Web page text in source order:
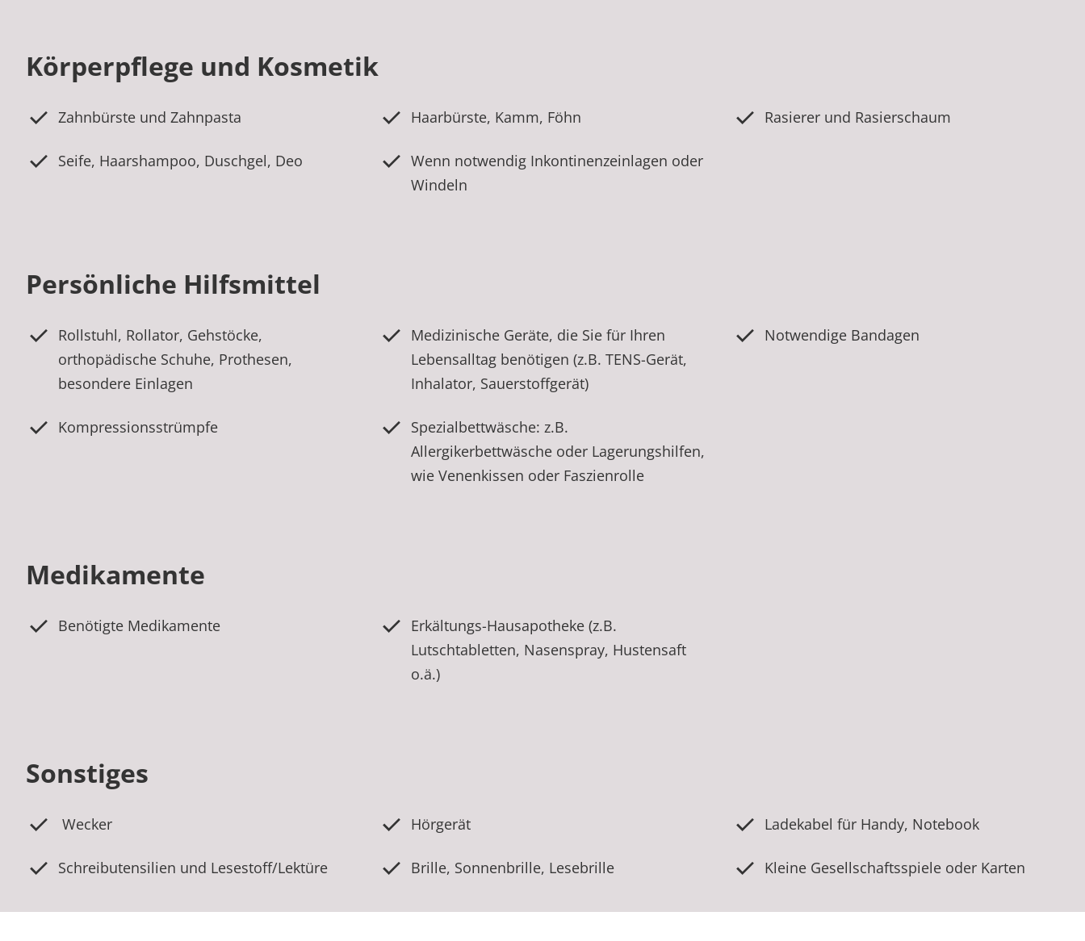
Körperpflege und Kosmetik
Zahnbürste und Zahnpasta Haarbürste, Kamm, Föhn Rasierer und Rasierschaum
Seife, Haarshampoo, Duschgel, Deo
Wenn notwendig Inkontinenzeinlagen oder
Windeln
Persönliche Hilfsmittel
Rollstuhl, Rollator, Gehstöcke,
orthopädische Schuhe, Prothesen,
besondere Einlagen
Medizinische Geräte, die Sie für Ihren
Lebensalltag benötigen (z.B. TENS-Gerät,
Inhalator, Sauerstoffgerät)
Notwendige Bandagen
Kompressionsstrümpfe
Spezialbettwäsche: z.B.
Allergikerbettwäsche oder Lagerungshilfen,
wie Venenkissen oder Faszienrolle
Medikamente
Benötigte Medikamente
Erkältungs-Hausapotheke (z.B.
Lutschtabletten, Nasenspray, Hustensaft
o.ä.)
Sonstiges
Wecker Hörgerät Ladekabel für Handy, Notebook
Schreibutensilien und Lesestoff/Lektüre Brille, Sonnenbrille, Lesebrille Kleine Gesellschaftsspiele oder Karten